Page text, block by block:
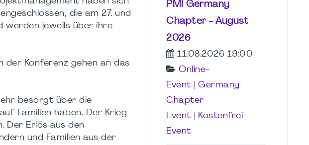
die am 27. und
werden jeweils über ihre
der Konferenz gehen an das
besorgt über die
Familien haben. Der Krieg
Der Erlös aus den
und Familien aus der
PMI Germany
Chapter - August
2026
11.08.2026 19:00
Online-
Event
Germany
Chapter
Event
Kostenfrei-
Event